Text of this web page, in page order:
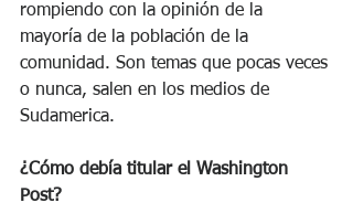
rompiendo con la opinión de la
mayoría de la población de la
comunidad. Son temas que pocas veces
o nunca, salen en los medios de
Sudamerica.
¿Cómo debía titular el Washington
Post?